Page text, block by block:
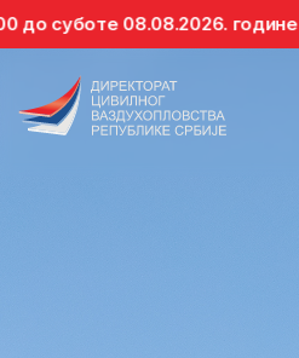
08.08.2026. године до